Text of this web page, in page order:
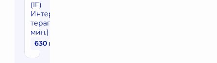
(IF)
Интерференционная
терапия (1 зона, 10-15
мин.)
630 грн